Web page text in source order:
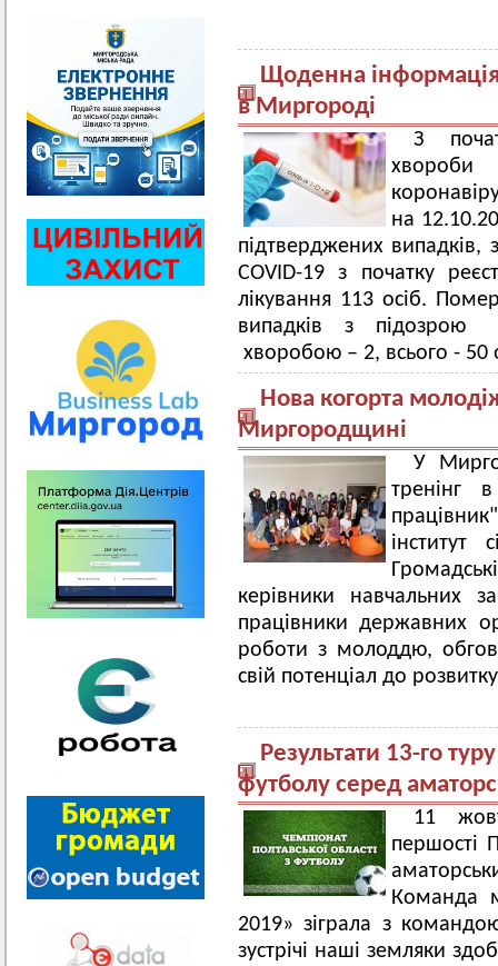
Щоденна інформація
в Миргороді
З
на
підтверджених
COVID-19 з початку
лікування 113 осіб.
випадків з підозрою
хворобою – 2, всього - 50
Нова когорта
Миргородщині
У
тренінг
інститут
керівники навчальних
працівники державних
роботи з молоддю,
свій потенціал до
Результати 13-го
футболу серед
11
першості
Команда
2019» зіграла з
зустрічі наші земляки